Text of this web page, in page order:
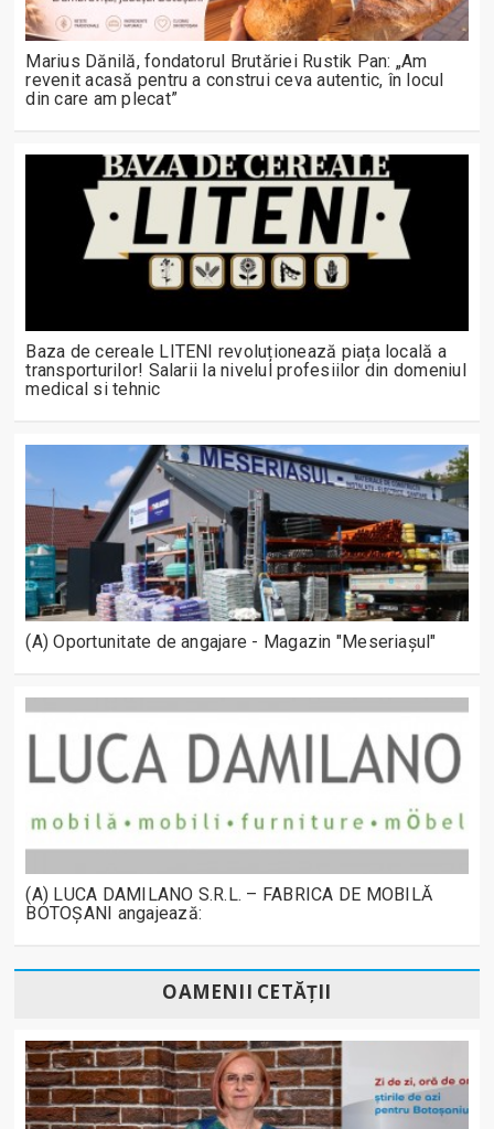
Marius Dănilă, fondatorul Brutăriei Rustik Pan: „Am
revenit acasă pentru a construi ceva autentic, în locul
din care am plecat”
Baza de cereale LITENI revoluționează piața locală a
transporturilor! Salarii la nivelul profesiilor din domeniul
medical si tehnic
(A) Oportunitate de angajare - Magazin "Meseriașul"
(A) LUCA DAMILANO S.R.L. – FABRICA DE MOBILĂ
BOTOȘANI angajează:
OAMENII CETĂȚII